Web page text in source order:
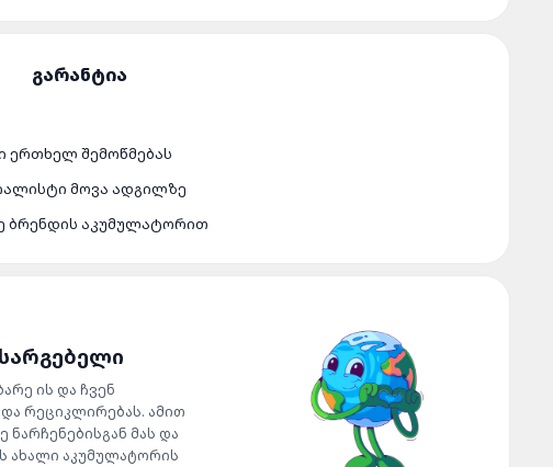
ᲔᲠᲗᲮᲔᲚ ᲨᲔᲛᲝᲬᲛᲔᲑᲐᲡ
ᲛᲝᲕᲐ ᲐᲓᲒᲘᲚᲖᲔ
ᲑᲠᲔᲜᲓᲘᲡ ᲐᲙᲣᲛᲣᲚᲐᲢᲝᲠᲘᲗ
ის და ჩვენ
რეციკლირებას. ამით
ნარჩენებისგან მას და
ახალი აკუმულატორის